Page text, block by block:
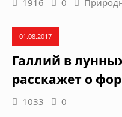
1916 0
01.08.2017
Галлий в
расскажет о
1033 0